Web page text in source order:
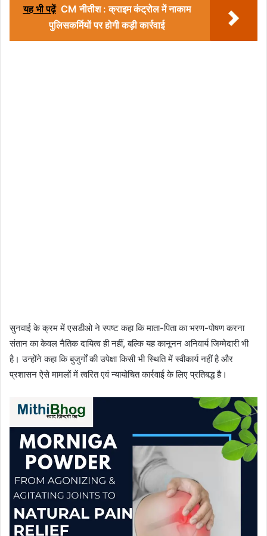
यह भी पढ़ें CM नीतीश : क्राइम कंट्रोल में नाकाम
पुलिसकर्मियों पर होगी कड़ी कार्रवाई
सुनवाई के क्रम में एसडीओ ने स्पष्ट कहा कि माता-पिता का भरण-पोषण करना
संतान का केवल नैतिक दायित्व ही नहीं, बल्कि यह कानूनन अनिवार्य जिम्मेदारी भी
है। उन्होंने कहा कि बुजुर्गों की उपेक्षा किसी भी स्थिति में स्वीकार्य नहीं है और
प्रशासन ऐसे मामलों में त्वरित एवं न्यायोचित कार्रवाई के लिए प्रतिबद्ध है।